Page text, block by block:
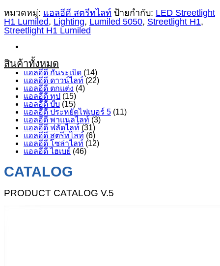
หมวดหมู่: แอลอีดี สตรีทไลท์ ป้ายกำกับ: LED Streetlight
H1 Lumiled, Lighting, Lumiled 5050, Streetlight H1,
Streetlight H1 Lumiled
สินค้าทั้งหมด
แอลอีดี กันระเบิด (14)
แอลอีดี ดาวน์ไลท์ (22)
แอลอีดี ตกแต่ง (4)
แอลอีดี ทูป (15)
แอลอีดี บับ (15)
แอลอีดี ประหยัดไฟเบอร์ 5 (11)
แอลอีดี พาแนลไลท์ (3)
แอลอีดี ฟลัดไลท์ (31)
แอลอีดี สตรีทไลท์ (6)
แอลอีดี โซล่าไลท์ (12)
แอลอีดี ไฮเบย์ (46)
CATALOG
PRODUCT CATALOG V.5